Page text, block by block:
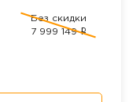
Без скидки
7 999 149 i